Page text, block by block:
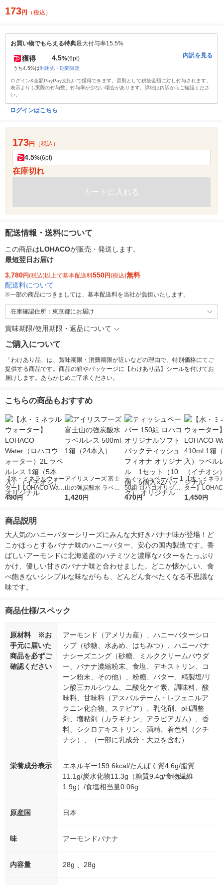
173円 （税込）
お買い物でもらえる特典最大付与率15.5%
獲得 4.5%(6pt)
うち4.5%は利用先・期間限定
内訳を見る
ログイン&全額PayPay支払いで獲得できます。原則として税抜金額に対し付与されます。
表示よりも実際の付与数、付与率が少ない場合があります。詳細は内訳からご確認くださ
い。
ログインはこちら
173円 （税込）
4.5%(6pt)
在庫切れ
カートに入れる
配送情報・送料について
この商品はLOHACOが販売・発送します。
最短翌日お届け
3,780円(税込)以上で基本配送料550円(税込)無料
配送料について
※一部の商品につきましては、基本配送料を当社が負担いたします。
在庫確認住所：東京都にお届け
賞味期限/使用期限・返品について
ご購入について
「わけあり品」は、賞味期限・消費期限が近いなどの理由で、特別価格にてご
提供する商品です。商品の箱やパッケージに【わけあり品】シールを付けてお
届けします。あらかじめご了承ください。
こちらの商品もおすすめ
【水・ミネラルウォー
ター】LOHACO Wate
r（ロハコウォータ
シ） オリジナル
490円
アイリスフーズ 富士
山の強炭酸水 ラベル
レス 500ml 1箱（24
1,420円
ティッシュペーパー 1
50組 ロハコオリジナ
ルソフトパックティッ
オリジナル
470円
【水・ミネラ
ター】
r 410ml 1箱（
1,450円
商品説明
大人気のハニーバターシリーズにみんな大好きバナナ味が登場！ど
こかほっとするバナナ味のハニーバター、安心の国内製造です。香
ばしいアーモンドに北海道産のハチミツと濃厚なバターをたっぷり
かけ、優しい甘さのバナナ味と合わせました。どこか懐かしい、食
べ飽きないシンプルな味ながらも、どんどん食べたくなる不思議な
味です。
商品仕様/スペック
原材料 ※お
手元に届いた
商品を必ずご
確認ください
アーモンド（アメリカ産）、ハニーバターシロ
ップ（砂糖、水あめ、はちみつ）、ハニーバナ
ナシーズニング（砂糖、ミルククリームパウダ
ー、バナナ濃縮粉末、食塩、デキストリン、コ
ーン粉末、その他）、粉糖、バター、精製塩/リ
ン酸三カルシウム、二酸化ケイ素、調味料、酸
味料、甘味料（アスパルテーム・L-フェニルア
ラニン化合物、ステビア）、乳化剤、pH調整
剤、増粘剤（カラギナン、アラビアガム）、香
料、シクロデキストリン、酒精、着色料（クチ
ナシ）、（一部に乳成分・大豆を含む）
栄養成分表示
エネルギー159.6kcal/たんぱく質4.6g/脂質
11.1g/炭水化物11.3g（糖質9.4g/食物繊維
1.9g）/食塩相当量0.06g
原産国 日本
味 アーモンドバナナ
内容量 28g 、28g